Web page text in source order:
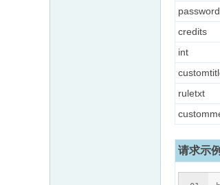
password
credits
int
ruletxt
请求示